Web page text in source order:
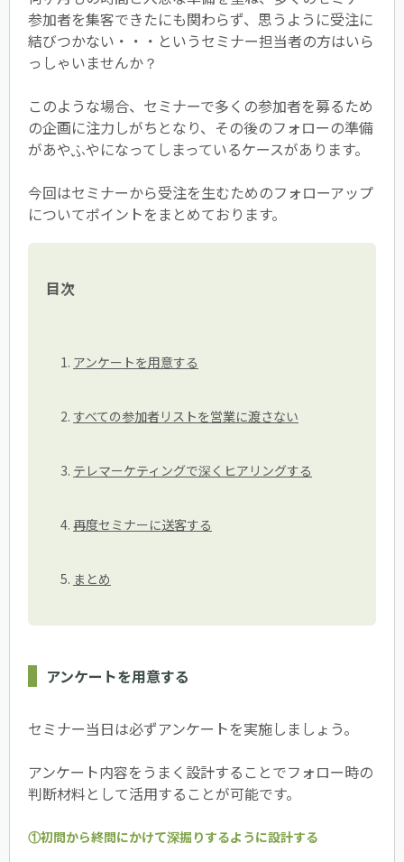
参加者を集客できたにも関わらず、思うように受注に
結びつかない・・・というセミナー担当者の方はいら
っしゃいませんか？
このような場合、セミナーで多くの参加者を募るため
の企画に注力しがちとなり、その後のフォローの準備
があやふやになってしまっているケースがあります。
今回はセミナーから受注を生むためのフォローアップ
についてポイントをまとめております。
目次
アンケートを用意する
すべての参加者リストを営業に渡さない
テレマーケティングで深くヒアリングする
再度セミナーに送客する
まとめ
アンケートを用意する
セミナー当日は必ずアンケートを実施しましょう。
アンケート内容をうまく設計することでフォロー時の
判断材料として活用することが可能です。
①初問から終問にかけて深掘りするように設計する